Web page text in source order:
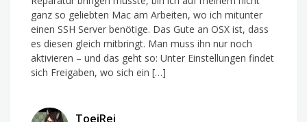
ganz so geliebten Mac am Arbeiten, wo ich mitunter
einen SSH Server benötige. Das Gute an OSX ist, dass
es diesen gleich mitbringt. Man muss ihn nur noch
aktivieren – und das geht so: Unter Einstellungen findet
sich Freigaben, wo sich ein […]
ToeiRei